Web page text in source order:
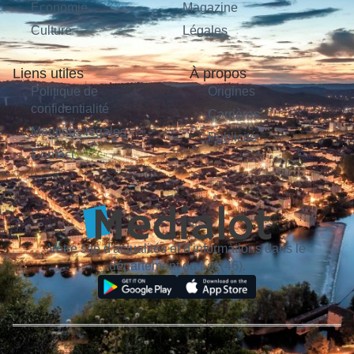
Économie
Culture
Magazine
Légales
Liens utiles
Politique de
confidentialité
Mentions légales
Contact
À propos
Origines
Carrières
Publicité
Votre site d'actualités et d'informations dans le
département du Lot (46).